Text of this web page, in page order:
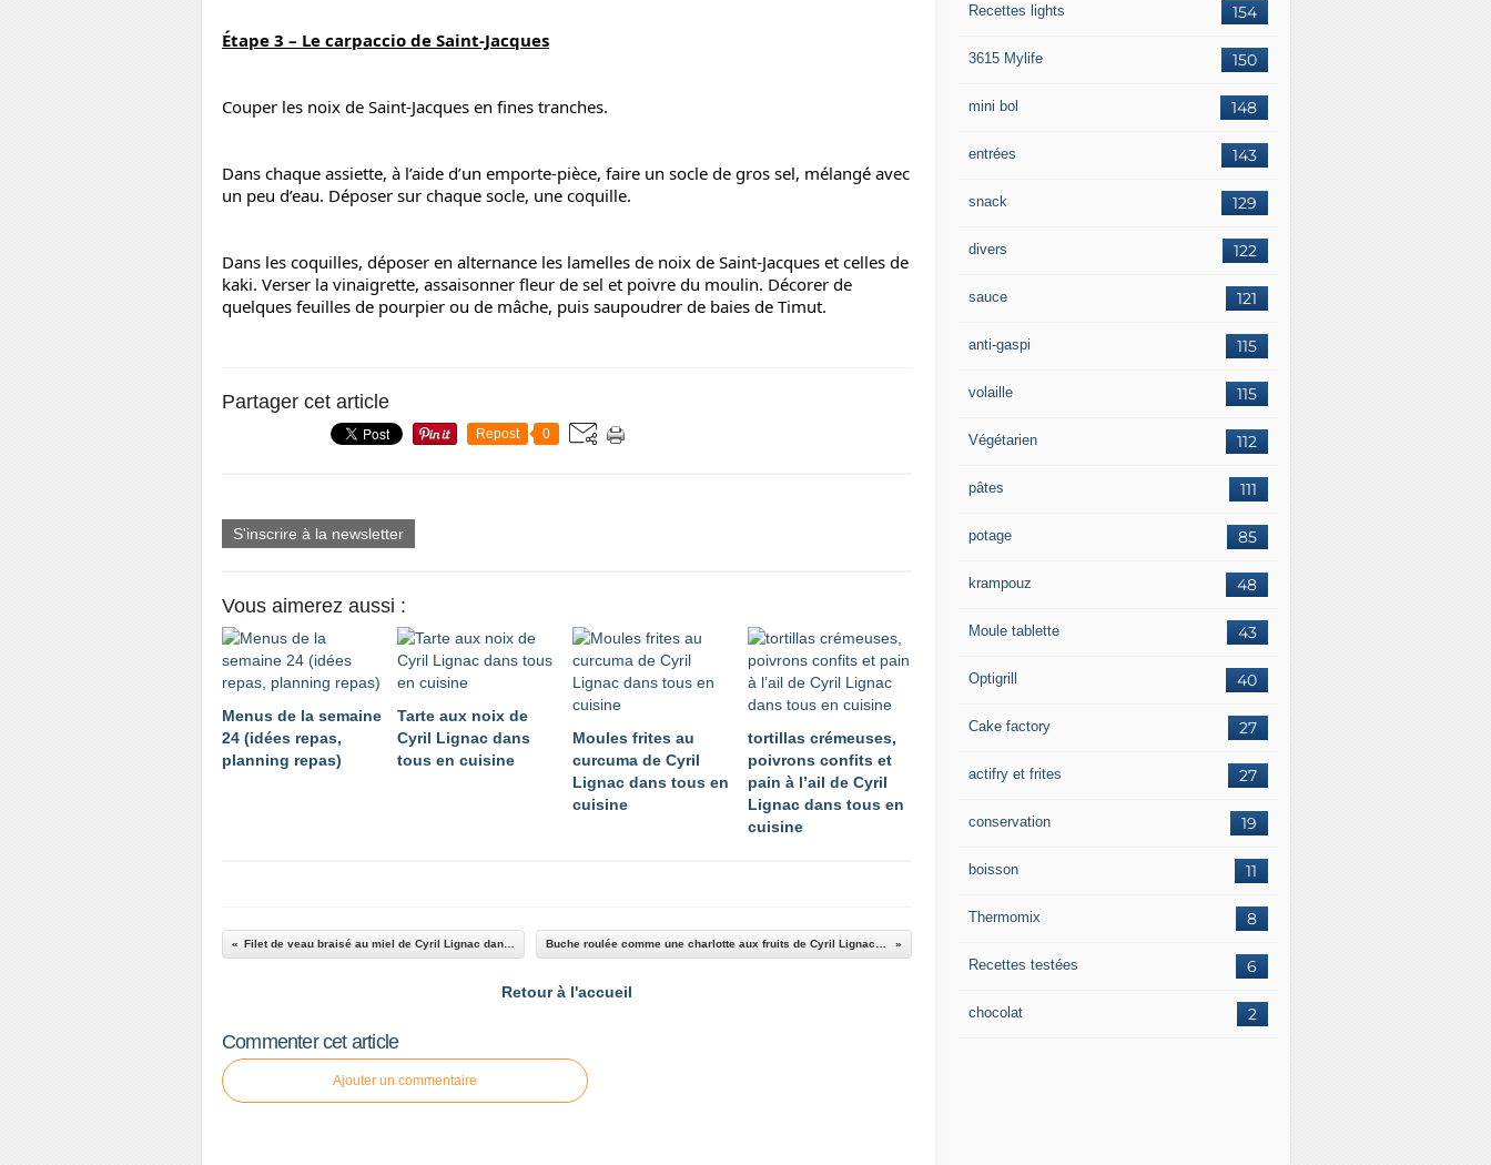
Étape 3 – Le carpaccio de Saint-Jacques
Couper les noix de Saint-Jacques en fines tranches.
Dans chaque assiette, à l’aide d’un emporte-pièce, faire un socle de gros sel, mélangé avec
un peu d’eau. Déposer sur chaque socle, une coquille.
Dans les coquilles, déposer en alternance les lamelles de noix de Saint-Jacques et celles de
kaki. Verser la vinaigrette, assaisonner fleur de sel et poivre du moulin. Décorer de
quelques feuilles de pourpier ou de mâche, puis saupoudrer de baies de Timut.
Partager cet article
Repost 0
S'inscrire à la newsletter
Vous aimerez aussi :
Menus de la semaine
24 (idées repas,
planning repas)
Tarte aux noix de
Cyril Lignac dans
tous en cuisine
Moules frites au
curcuma de Cyril
Lignac dans tous en
cuisine
tortillas crémeuses,
poivrons confits et
pain à l’ail de Cyril
Lignac dans tous en
cuisine
Retour à l'accueil
Commenter cet article
Ajouter un commentaire
154
Recettes lights
150
3615 Mylife
148
mini bol
143
entrées
129
snack
122
divers
121
sauce
115
anti-gaspi
115
volaille
112
Végétarien
111
pâtes
85
potage
48
krampouz
43
Moule tablette
40
Optigrill
27
Cake factory
27
actifry et frites
19
conservation
11
boisson
8
Thermomix
6
Recettes testées
2
chocolat